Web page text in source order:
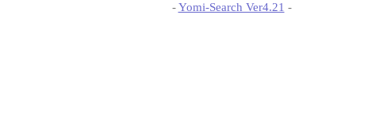
-Yomi-Search Ver4.21 -